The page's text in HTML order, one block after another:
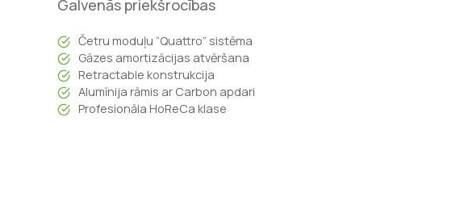
Galvenās priekšrocības
Četru moduļu “Quattro” sistēma
Gāzes amortizācijas atvēršana
Retractable konstrukcija
Alumīnija rāmis ar Carbon apdari
Profesionāla HoReCa klase